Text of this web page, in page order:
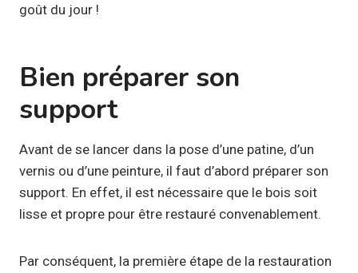
goût du jour !
Bien préparer son
support
Avant de se lancer dans la pose d’une patine, d’un
vernis ou d’une peinture, il faut d’abord préparer son
support. En effet, il est nécessaire que le bois soit
lisse et propre pour être restauré convenablement.
Par conséquent, la première étape de la restauration